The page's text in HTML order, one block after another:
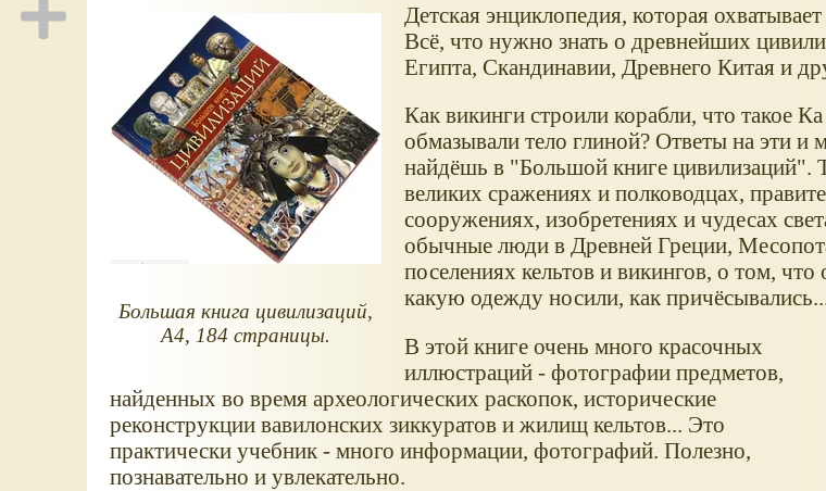
Большая книга цивилизаций,
А4, 184 страницы.
Детская энциклопедия, которая
Всё, что нужно знать о древнейших
Египта, Скандинавии, Древнего Китая и
Как викинги строили корабли, что такое
обмазывали тело глиной? Ответы на эти и
найдёшь в "Большой книге цивилизаций".
великих сражениях и полководцах,
сооружениях, изобретениях и чудесах
обычные люди в Древней Греции,
поселениях кельтов и викингов, о том, что
какую одежду носили, как
В этой книге очень много красочных
иллюстраций - фотографии предметов,
найденных во время археологических раскопок, исторические
реконструкции вавилонских зиккуратов и жилищ кельтов... Это
практически учебник - много информации, фотографий. Полезно,
познавательно и увлекательно.